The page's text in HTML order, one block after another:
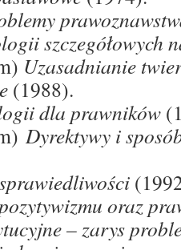
szczegółowych
Uzasadnianie
(1988).
dla prawników
Dyrektywy i
oraz
– zarys